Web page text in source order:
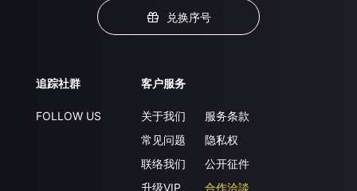
兑换序号
追踪社群
FOLLOW US
客户服务
关于我们
常见问题
联络我们
升级VIP
服务条款
隐私权
公开征件
合作洽談